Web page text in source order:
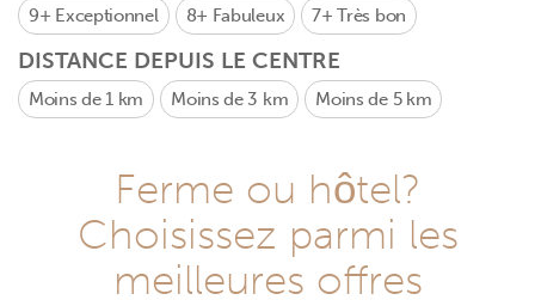
9+ Exceptionnel 8+ Fabuleux 7+Très bon
DISTANCE DEPUIS LE CENTRE
Moins de 1 km Moins de 3 km Moins de 5 km
Ferme ou hôtel?
Choisissez parmi les
meilleures offres